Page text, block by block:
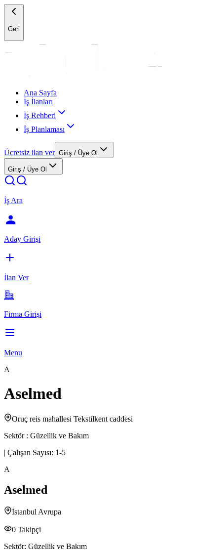
Geri
Ana Sayfa
İş İlanları
İş Rehberi
İş Planlaması
Ücretsiz ilan ver Giriş / Üye Ol
Giriş / Üye Ol
İş Ara
Aday Girişi
İlan Ver
Firma Girişi
Menu
A
Aselmed
Oruç reis mahallesi Tekstilkent caddesi
Sektör : Güzellik ve Bakım
| Çalışan Sayısı: 1-5
A
Aselmed
İstanbul Avrupa
0 Takipçi
Sektör: Güzellik ve Bakım